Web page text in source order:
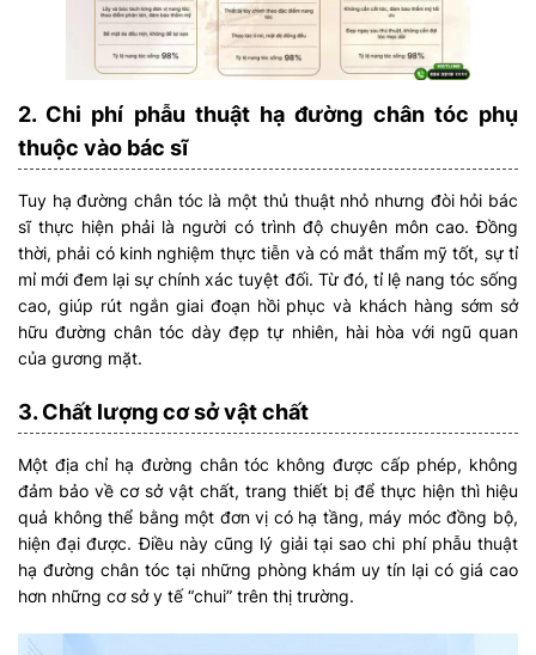
2. Chi phí phẫu thuật hạ đường chân tóc phụ
thuộc vào bác sĩ
Tuy hạ đường chân tóc là một thủ thuật nhỏ nhưng đòi hỏi bác
sĩ thực hiện phải là người có trình độ chuyên môn cao. Đồng
thời, phải có kinh nghiệm thực tiễn và có mắt thẩm mỹ tốt, sự tỉ
mỉ mới đem lại sự chính xác tuyệt đối. Từ đó, tỉ lệ nang tóc sống
cao, giúp rút ngắn giai đoạn hồi phục và khách hàng sớm sở
hữu đường chân tóc dày đẹp tự nhiên, hài hòa với ngũ quan
của gương mặt.
3. Chất lượng cơ sở vật chất
Một địa chỉ hạ đường chân tóc không được cấp phép, không
đảm bảo về cơ sở vật chất, trang thiết bị để thực hiện thì hiệu
quả không thể bằng một đơn vị có hạ tầng, máy móc đồng bộ,
hiện đại được. Điều này cũng lý giải tại sao chi phí phẫu thuật
hạ đường chân tóc tại những phòng khám uy tín lại có giá cao
hơn những cơ sở y tế “chui” trên thị trường.